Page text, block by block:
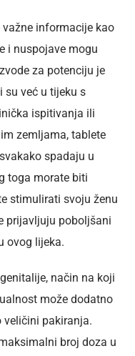
važne informacije kao
i nuspojave mogu
za potenciju je
su već u tijeku s
ispitivanja ili
zemljama, tablete
spadaju u
toga morate biti
stimulirati svoju ženu
prijavljuju poboljšani
ovog lijeka.
način na koji
može dodatno
veličini pakiranja.
broj doza u